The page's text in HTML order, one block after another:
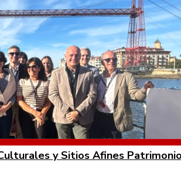
y Sitios Afines